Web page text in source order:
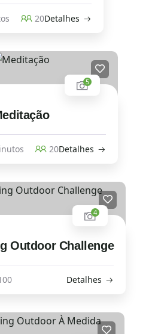
20Detalhes
5
20Detalhes
4
Outdoor Challenge
Detalhes